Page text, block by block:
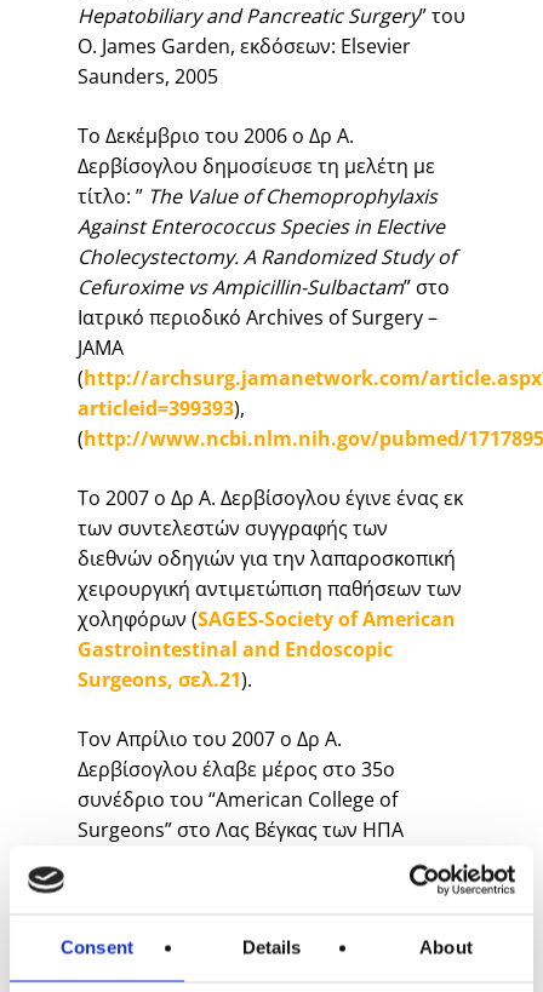
Consent Details About
Hepatobiliary and Pancreatic Surgery” του
O. James Garden, εκδόσεων: Elsevier
Saunders, 2005
Το Δεκέμβριο του 2006 ο Δρ Α.
Δερβίσογλου δημοσίευσε τη μελέτη με
τίτλο: ” The Value of Chemoprophylaxis
Against Enterococcus Species in Elective
Cholecystectomy. A Randomized Study of
Cefuroxime vs Ampicillin-Sulbactam” στο
Ιατρικό περιοδικό Archives of Surgery –
JAMA
(http://archsurg.jamanetwork.com/
articleid=399393),
(http://www.ncbi.nlm.nih.gov/pubmed/
Το 2007 ο Δρ Α. Δερβίσογλου έγινε ένας εκ
των συντελεστών συγγραφής των
διεθνών οδηγιών για την λαπαροσκοπική
χειρουργική αντιμετώπιση παθήσεων των
χοληφόρων (SAGES-Society of American
Gastrointestinal and Endoscopic
Surgeons, σελ.21).
Τον Απρίλιο του 2007 ο Δρ Α.
Δερβίσογλου έλαβε μέρος στο 35ο
συνέδριο του “American College of
Surgeons” στο Λας Βέγκας των ΗΠΑ
Δερβίσογλου δημοσίευσε τη μελέτη με
τίτλο ”Diabetes Mellitus is Associated